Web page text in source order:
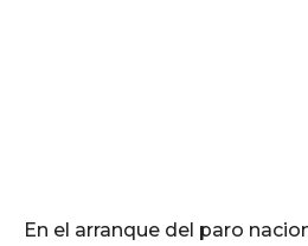
En el arranque del paro